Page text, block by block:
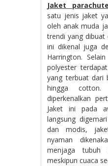
Jaket parachute
satu jenis jaket
oleh anak muda
trendi yang dibuat
ini dikenal juga
Harrington.
polyester
yang terbuat dari
hingga
diperkenalkan
Jaket ini pada
langsung
dan modis,
nyaman
menjaga tubuh
meskipun cuaca